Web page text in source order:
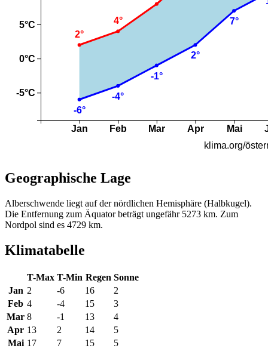
Geographische Lage
Alberschwende liegt auf der nördlichen Hemisphäre (Halbkugel).
Die Entfernung zum Äquator beträgt ungefähr 5273 km. Zum
Nordpol sind es 4729 km.
Klimatabelle
T-Max T-Min Regen Sonne
Jan 2 -6 16
2
Feb 4 -4 15
3
Mar 8 -1 13
4
Apr 13 2 14
5
Mai 17 7 15 5